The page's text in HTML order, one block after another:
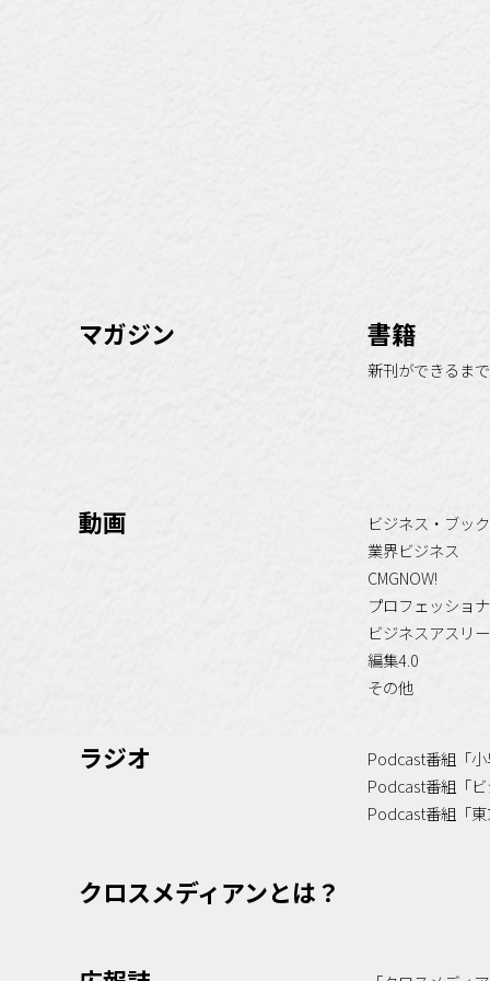
マガジン 書籍
新刊ができるまで
動画
ビジネス・ブッ
業界ビジネス
CMGNOW!
プロフェッショ
ビジネスアスリ
編集4.0
その他
ラジオ
Podcast番組「
Podcast番組「
Podcast番組「
クロスメディアンとは？